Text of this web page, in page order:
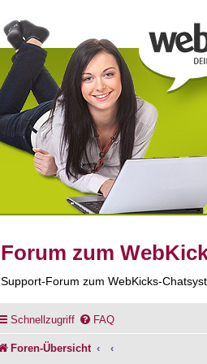
Forum zum
Support-Forum zum WebKicks-
Schnellzugriff FAQ
Foren-Übersicht